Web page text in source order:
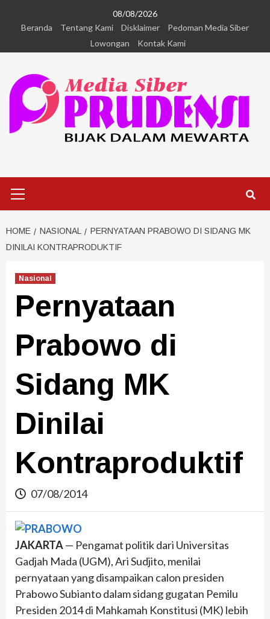
08/08/2026
Beranda
Tentang Kami Disklaimer
Pedoman Media Siber
Lowongan
Kontak Kami
HOME NASIONAL
PERNYATAAN PRABOWO DI SIDANG MK
DINILAI KONTRAPRODUKTIF
Nasional
Pernyataan
Prabowo di
Sidang MK
Dinilai
Kontraproduktif
07/08/2014
JAKARTA— Pengamat politik dari Universitas
Gadjah Mada (UGM), Ari Sudjito, menilai
pernyataan yang disampaikan calon presiden
Prabowo Subianto dalam sidang gugatan Pemilu
Presiden 2014 di Mahkamah Konstitusi (MK) lebih